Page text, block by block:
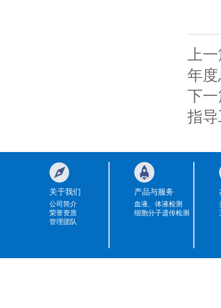
上
年
下
指
关于我们
公司简介
荣誉资质
管理团队
产品与服务
血液、体液检测
细胞分子遗传检测